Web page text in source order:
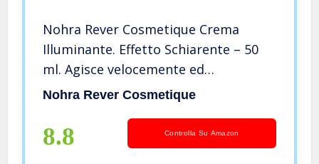
Nohra Rever Cosmetique Crema
Illuminante. Effetto Schiarente – 50
ml. Agisce velocemente ed
efficacemente negli strati più
le discromie e le macchie cutanee.
Nohra Rever Cosmetique
8.8 Controlla Su Amazon